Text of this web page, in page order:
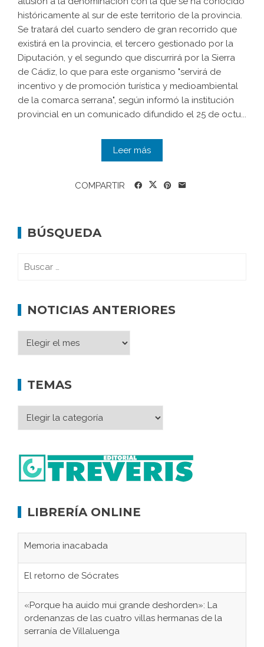
históricamente al sur de este territorio de la provincia.
Se tratará del cuarto sendero de gran recorrido que
existirá en la provincia, el tercero gestionado por la
Diputación, y el segundo que discurrirá por la Sierra
de Cádiz, lo que para este organismo "servirá de
incentivo y de promoción turística y medioambiental
de la comarca serrana", según informó la institución
provincial en un comunicado difundido el 25 de octu...
Leer más
COMPARTIR
BÚSQUEDA
NOTICIAS ANTERIORES
TEMAS
LIBRERÍA ONLINE
Memoria inacabada
El retorno de Sócrates
«Porque ha auido mui grande deshorden»: La
ordenanzas de las cuatro villas hermanas de la
serranía de Villaluenga